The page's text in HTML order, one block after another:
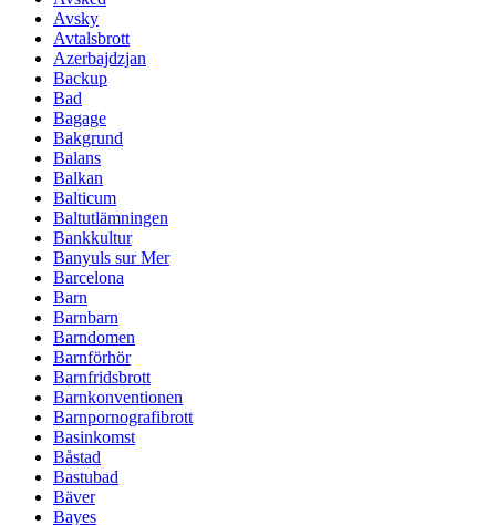
Avsky
Avtalsbrott
Azerbajdzjan
Backup
Bad
Bagage
Bakgrund
Balans
Balkan
Balticum
Baltutlämningen
Bankkultur
Banyuls sur Mer
Barcelona
Barn
Barnbarn
Barndomen
Barnförhör
Barnfridsbrott
Barnkonventionen
Barnpornografibrott
Basinkomst
Båstad
Bastubad
Bäver
Bayes